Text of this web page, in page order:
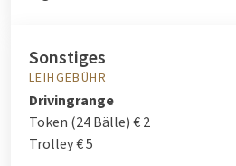
Sonstiges
LEIHGEBÜHR
Drivingrange
Token (24 Bälle) € 2
Trolley € 5